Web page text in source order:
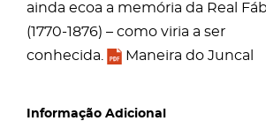
ainda ecoa a memória da Real
(1770-1876) – como viria a ser
conhecida.
Maneira do Juncal
Informação Adicional